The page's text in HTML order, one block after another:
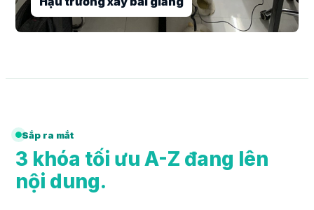
Sắp ra mắt
3 khóa tối ưu A-Z đang lên
nội dung.